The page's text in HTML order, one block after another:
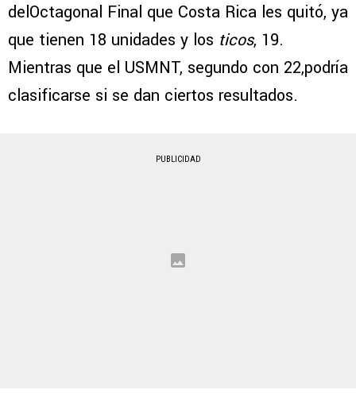
delOctagonal Final que Costa Rica les quitó, ya
que tienen 18 unidades y los ticos, 19.
Mientras que el USMNT, segundo con 22,podría
clasificarse si se dan ciertos resultados.
PUBLICIDAD